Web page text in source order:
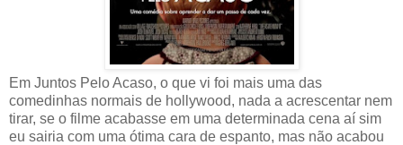
Em Juntos Pelo Acaso, o que vi foi mais uma das
comedinhas normais de hollywood, nada a acrescentar nem
tirar, se o filme acabasse em uma determinada cena aí sim
eu sairia com uma ótima cara de espanto, mas não acabou